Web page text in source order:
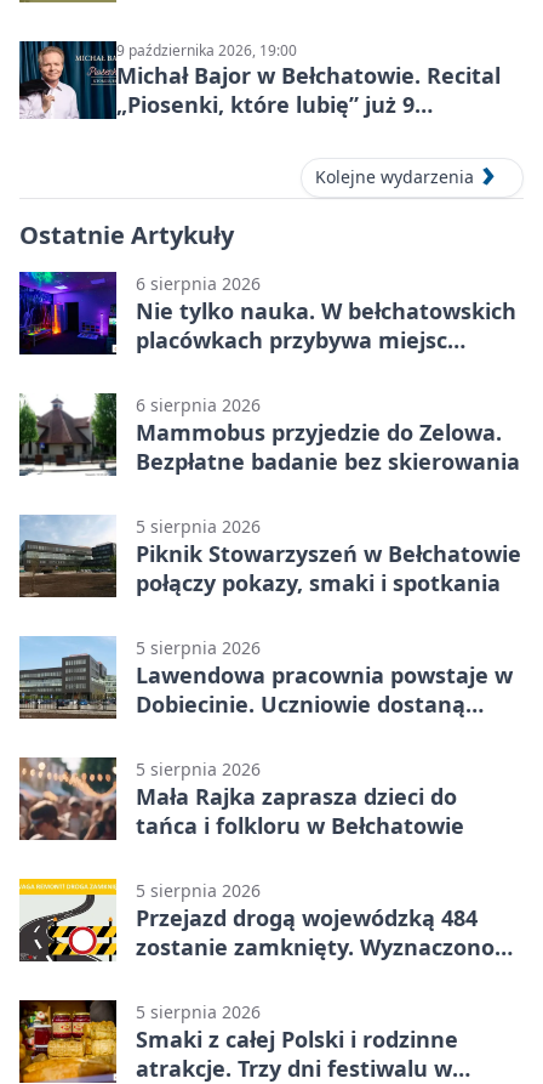
9 października 2026, 19:00
Michał Bajor w Bełchatowie. Recital
„Piosenki, które lubię” już 9
Kolejne wydarzenia
Ostatnie Artykuły
6 sierpnia 2026
Nie tylko nauka. W bełchatowskich
placówkach przybywa miejsc
6 sierpnia 2026
Mammobus przyjedzie do Zelowa.
Bezpłatne badanie bez skierowania
5 sierpnia 2026
Piknik Stowarzyszeń w Bełchatowie
połączy pokazy, smaki i spotkania
5 sierpnia 2026
Lawendowa pracownia powstaje w
Dobiecinie. Uczniowie dostaną
5 sierpnia 2026
Mała Rajka zaprasza dzieci do
tańca i folkloru w Bełchatowie
5 sierpnia 2026
Przejazd drogą wojewódzką 484
zostanie zamknięty. Wyznaczono
5 sierpnia 2026
Smaki z całej Polski i rodzinne
atrakcje. Trzy dni festiwalu w